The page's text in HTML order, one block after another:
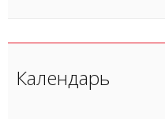
Календарь